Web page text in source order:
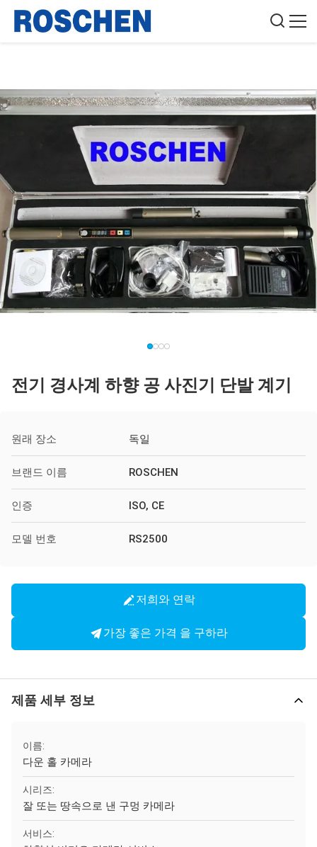
전기 경사계 하향 공 사진기 단발 계기
원래 장소 독일
브랜드 이름 ROSCHEN
인증 ISO, CE
모델 번호 RS2500
저희와 연락
가장 좋은 가격 을 구하라
제품 세부 정보
이름:
다운 홀 카메라
시리즈:
잘 또는 땅속으로 낸 구멍 카메라
서비스: